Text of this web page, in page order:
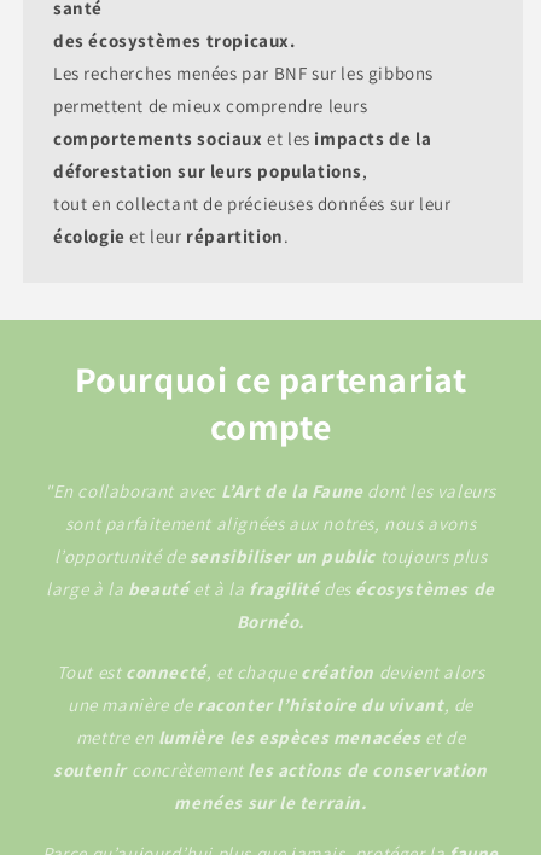
santé
des écosystèmes tropicaux.
Les recherches menées par BNF sur les gibbons
permettent de mieux comprendre leurs
comportements sociaux et les impacts de la
déforestation sur leurs populations,
tout en collectant de précieuses données sur leur
écologie et leur répartition.
Pourquoi ce partenariat
compte
"En collaborant avec L’Art de la Faune dont les valeurs
sont parfaitement alignées aux notres, nous avons
l’opportunité de sensibiliser un public toujours plus
large à la beauté et à la fragilitédes écosystèmes de
Bornéo.
Tout est connecté, et chaque création devient alors
une manière de raconter l’histoire du vivant, de
mettre en lumière les espèces menacéeset de
soutenir concrètementles actions de conservation
menées sur le terrain.